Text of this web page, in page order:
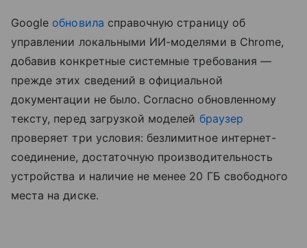
Google обновила справочную страницу об
управлении локальными ИИ-моделями в Chrome,
добавив конкретные системные требования —
прежде этих сведений в официальной
документации не было. Согласно обновленному
тексту, перед загрузкой моделей браузер
проверяет три условия: безлимитное интернет-
соединение, достаточную производительность
устройства и наличие не менее 20 ГБ свободного
места на диске.